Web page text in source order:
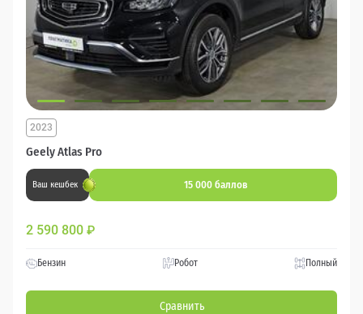
Geely Atlas Pro
2023
Ваш кешбек 15 000 баллов
2 590 800 ₽
Бензин Робот Полный
Сравнить